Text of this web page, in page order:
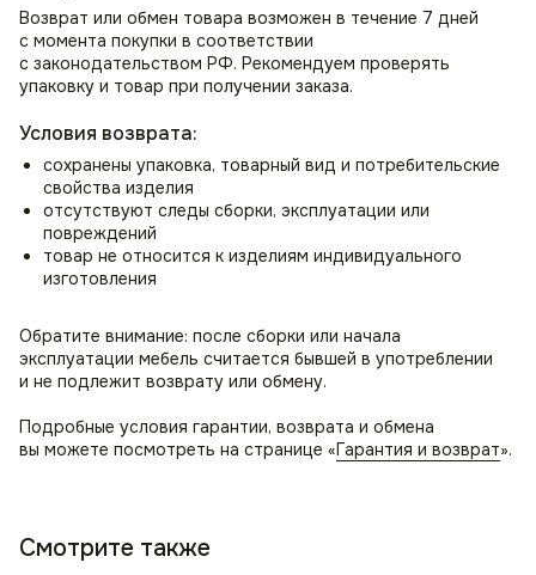
Возврат или обмен товара возможен в течение 7 дней
с момента покупки в соответствии
с законодательством РФ. Рекомендуем проверять
упаковку и товар при получении заказа.
Условия возврата:
сохранены упаковка, товарный вид и потребительские
свойства изделия
отсутствуют следы сборки, эксплуатации или
повреждений
товар не относится к изделиям индивидуального
изготовления
Обратите внимание: после сборки или начала
эксплуатации мебель считается бывшей в употреблении
и не подлежит возврату или обмену.
Подробные условия гарантии, возврата и обмена
вы можете посмотреть на странице «Гарантия и возврат».
Смотрите также